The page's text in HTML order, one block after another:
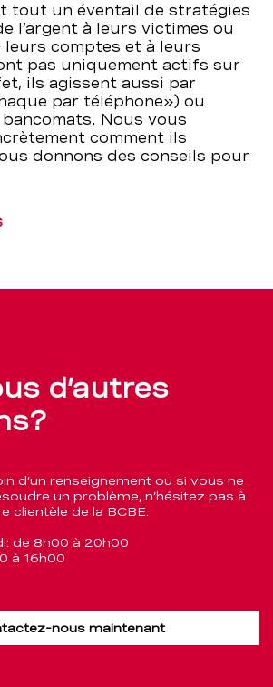
tout un éventail de stratégies
l’argent à leurs victimes ou
leurs comptes et à leurs
pas uniquement actifs sur
ils agissent aussi par
par téléphone») ou
Nous vous
comment ils
donnons des conseils pour
d’autres
d’un renseignement ou si vous ne
un problème, n’hésitez pas à
clientèle de la BCBE.
de 8h00 à 20h00
à 16h00
nous maintenant